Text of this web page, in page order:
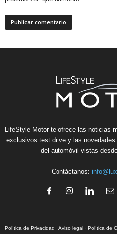
LifeStyle Motor te ofrece las noticias
exclusivos test drive y las
del automóvil vistas
Contáctanos:
Política de Privacidad ·Aviso legal · Política de